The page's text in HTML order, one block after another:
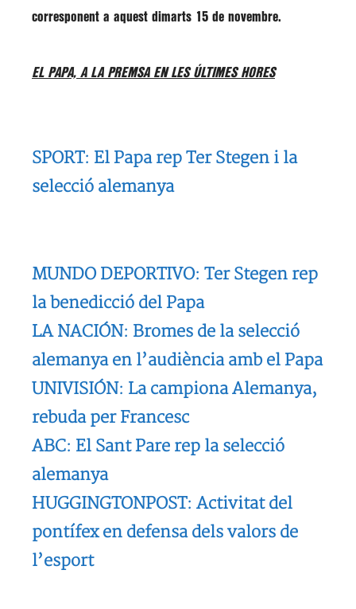
corresponent a aquest dimarts 15 de novembre.
EL PAPA, A LA PREMSA EN LES ÚLTIMES HORES
SPORT: El Papa rep Ter Stegen i la
selecció alemanya
MUNDO DEPORTIVO: Ter Stegen rep
la benedicció del Papa
LA NACIÓN: Bromes de la selecció
alemanya en l’audiència amb el Papa
UNIVISIÓN: La campiona Alemanya,
rebuda per Francesc
ABC: El Sant Pare rep la selecció
alemanya
HUGGINGTONPOST: Activitat del
pontífex en defensa dels valors de
l’esport